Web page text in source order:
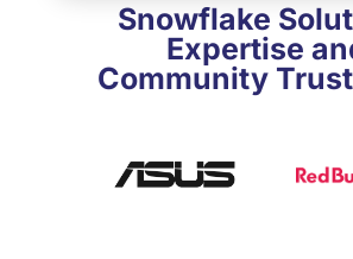
Snowflake
Expertise
Community